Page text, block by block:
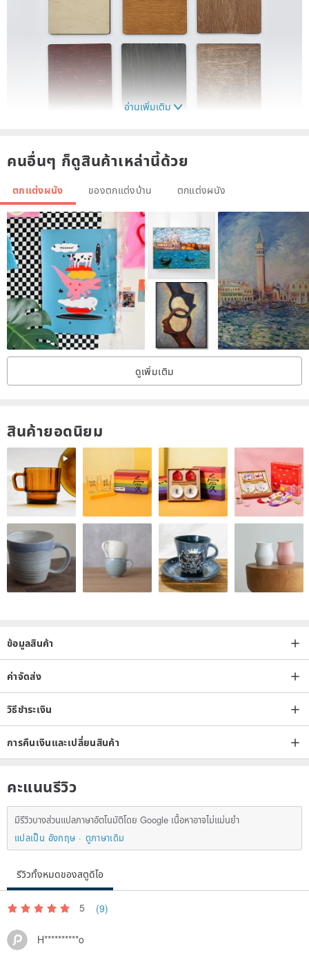
This personalized frame collage has 9 photos.
3 - vertical photos 10x15cm
2 - horizontal photos 10x15cm
2 - vertical photos 13x18cm
1 - horizontal photo 13x18cm
1 - vertical photo 20x25cm
If you want to see other colors, please visit my store.
(MrCarpenterStore) or follow this linkpinkoi.com/mr-carpenter
🖍 (Longaberger - your last name) Family
🖍 All because two people fell in love
🖍 Love grows here
🖍 Family is Everything
🖍 The Smiths est. 2020
🖍 Kelli & Spencer
🖍 Our story ❤ Our home ❤ Our love
🖍 The Johnsons family
Family tree collage is available in FIVE different sizes:
🌳S - 31 x 31 cm -
🌳 L - 75 x 59 cm - current frame
🌳 XL - 79 x 117 cm -en.pinkoi.com/product/TQRNtzrD
🌳 XXL - 117 x 157 cm -en.pinkoi.com/product/m3rXGtcw
DIMENSIONS
Width = 59 cm
Length = 75 cm
อ่านเพิ่มเติม
คนอื่นๆ ก็ดูสินค้าเหล่านี้ด้วย
ตกแต่งผนัง ของตกแต่งบ้าน ตกแต่งผนัง
ดูเพิ่มเติม
สินค้ายอดนิยม
ข้อมูลสินค้า
ค่าจัดส่ง
วิธีชำระเงิน
การคืนเงินและเปลี่ยนสินค้า
คะแนนรีวิว
มีรีวิวบางส่วนแปลภาษาอัตโนมัติโดย Google เนื้อหาอาจไม่แม่นยำ
แปลเป็น อังกฤษ
ดูภาษาเดิม
รีวิวทั้งหมดของสตูดิโอ
5 (9)
H**********o